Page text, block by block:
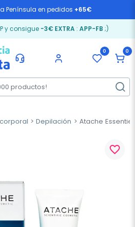
a Península en pedidos +65€
y consigue -3€ EXTRA: APP-FB ;)
0 0
Depilación Atache
favorite_border